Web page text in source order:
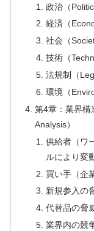
政治（
経済（
社会（
技術（
法規制（
環境（
第4章：業界
Analysis）
供給者（ワ
ルにより変
買い手（企
新規参入の
代替品の脅
業界内の競